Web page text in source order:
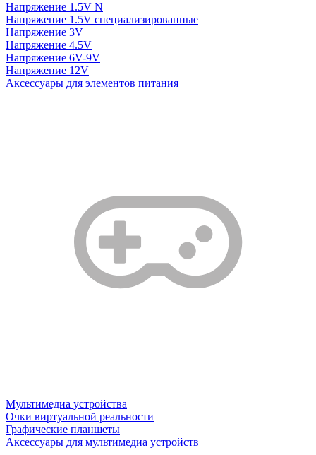
Напряжение 1.5V N
Напряжение 1.5V специализированные
Напряжение 3V
Напряжение 4.5V
Напряжение 6V-9V
Напряжение 12V
Аксессуары для элементов питания
Мультимедиа устройства
Очки виртуальной реальности
Графические планшеты
Аксессуары для мультимедиа устройств